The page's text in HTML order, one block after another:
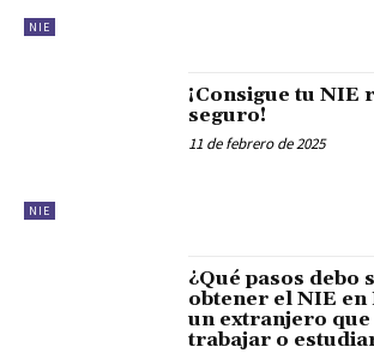
NIE
NIE
¡Consigue tu NIE
seguro!
11 de febrero de 2025
¿Qué pasos debo
obtener el NIE en
un extranjero
trabajar o